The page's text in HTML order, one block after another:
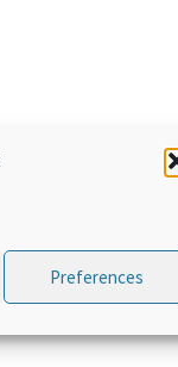
Preferences
ineficientes para
siete